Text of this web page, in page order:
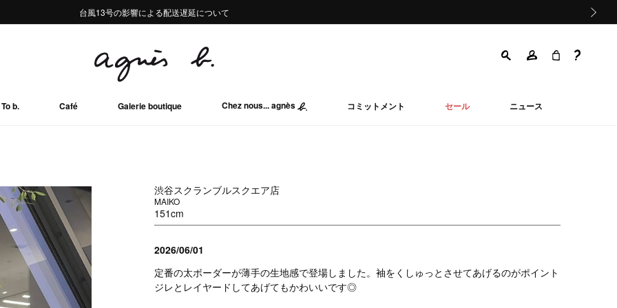
熊本地域地震の影響による配送遅延について
Summer Sale 2buy10%OFF!!
台風13号の影響による配送遅延について
熊本地域地震の影響による配送遅延について
Summer Sale 2buy10%OFF!!
To b. Café Galerie boutique Chez nous... agnès コミットメント セール ニュース
渋谷スクランブルスクエア店
MAIKO
151cm
2026/06/01
定番の太ボーダーが薄手の生地感で登場しました。袖をくしゅっとさせてあげるのがポイント
ジレとレイヤードしてあげてもかわいいです◎